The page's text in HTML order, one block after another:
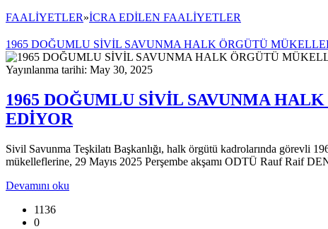
FAALİYETLER»İCRA EDİLEN FAALİYETLER
1965 DOĞUMLU SİVİL SAVUNMA HALK ÖRGÜTÜ
Yayınlanma tarihi: May 30, 2025
1965 DOĞUMLU SİVİL SAVUNMA
EDİYOR
Sivil Savunma Teşkilatı Başkanlığı, halk örgütü kadrolarında
mükelleflerine, 29 Mayıs 2025 Perşembe akşamı ODTÜ Rauf Raif
Devamını oku
1136
0